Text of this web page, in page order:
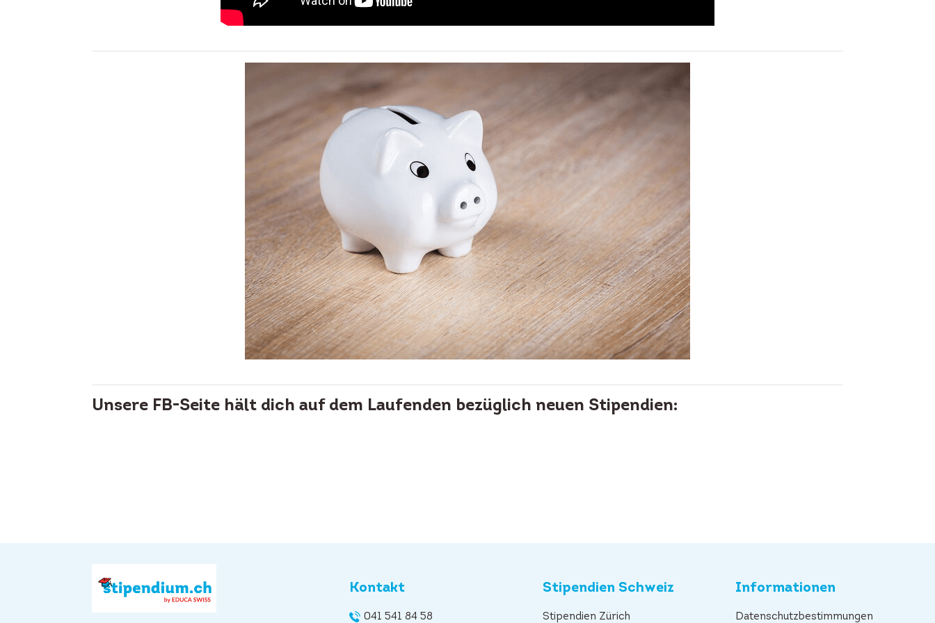
Unsere FB-Seite hält dich auf dem Laufenden bezüglich neuen Stipendien:
Kontakt
041 541 84 58
Stipendien Schweiz
Stipendien Zürich
Informationen
Datenschutzbestimmungen